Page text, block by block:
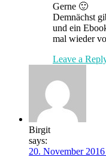
Gerne 🙂
Demnächst
und ein
mal wieder
Leave a
Birgit
says:
20. November